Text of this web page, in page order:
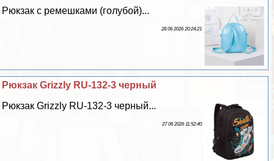
Рюкзак с ремешками (гoлyбой)...
28 06 2026 20:24:21
Рюкзак Grizzly RU-132-3 черный
Рюкзак Grizzly RU-132-3 черный...
27 06 2026 11:52:40